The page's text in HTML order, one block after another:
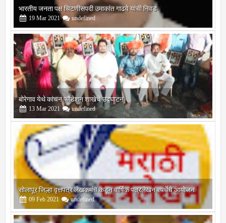
बोरेगाव येथे कांचन फौंडेशन शाखेचे उद्घाटन
13 Mar 2021 undefined
सोलापूर जिल्हा वृत्तपत्र लेखकमंच कडून वार्षिक पत्रलेखन स्पर्धेचे आयोजन
09 Feb undefined